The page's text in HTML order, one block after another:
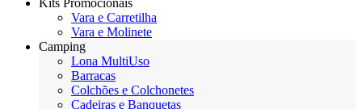
Kits Promocionais
Vara e Carretilha
Vara e Molinete
Camping
Lona MultiUso
Barracas
Colchões e Colchonetes
Cadeiras e Banquetas